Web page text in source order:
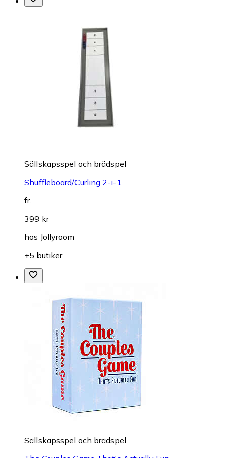
Sällskapsspel och brädspel
Shuffleboard/Curling 2-i-1
fr.
399 kr
hos Jollyroom
+5 butiker
Sällskapsspel och brädspel